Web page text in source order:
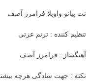
نت پیانو واویلا فرامرز آصف
تنظیم کننده : ترنم عزتی
آهنگساز : فرامرز آصف
نکته : جهت سادگی هرچه